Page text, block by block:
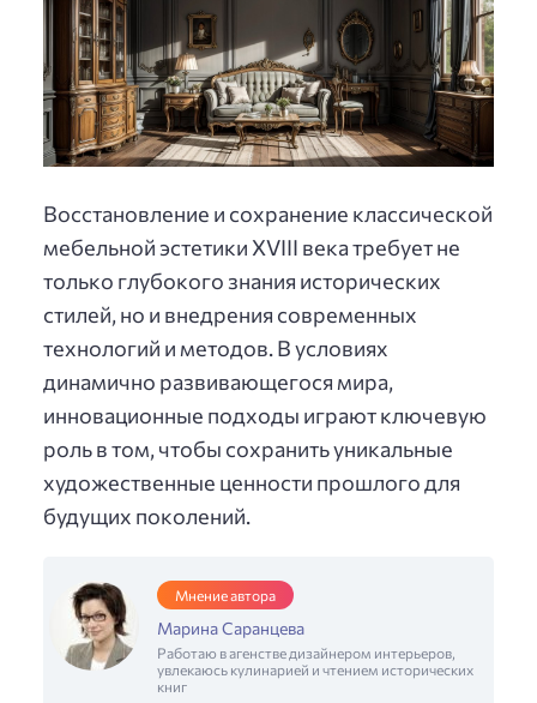
Восстановление и сохранение классической
мебельной эстетики XVIII века требует не
только глубокого знания исторических
стилей, но и внедрения современных
технологий и методов. В условиях
динамично развивающегося мира,
инновационные подходы играют ключевую
роль в том, чтобы сохранить уникальные
художественные ценности прошлого для
будущих поколений.
Мнение автора
Марина Саранцева
Работаю в агенстве дизайнером интерьеров,
увлекаюсь кулинарией и чтением исторических
книг